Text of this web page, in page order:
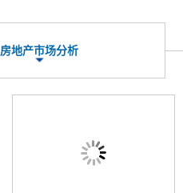
房地产市场分析